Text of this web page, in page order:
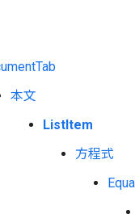
本文
ListItem
方程式